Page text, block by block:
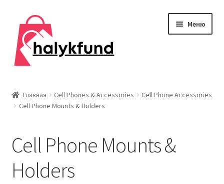
Перейти
навигации
Перейти
содержимому
Меню
Главная
Контакты
Главная Cell Phones & Accessories
Cell Phone Accessories
Cell Phone Mounts & Holders
Cell Phone Mounts &
Holders